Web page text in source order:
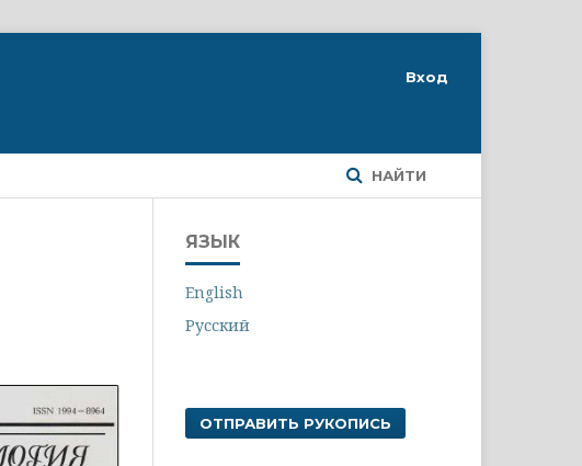
НАЙТИ
Вход
ЯЗЫК
English
Русский
ОТПРАВИТЬ РУКОПИСЬ